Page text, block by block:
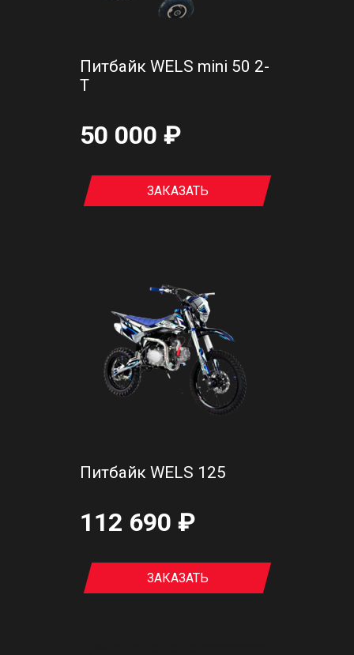
Питбайк WELS mini 50 2-
T
50 000 ₽
ЗАКАЗАТЬ
Питбайк WELS 125
112 690 ₽
ЗАКАЗАТЬ